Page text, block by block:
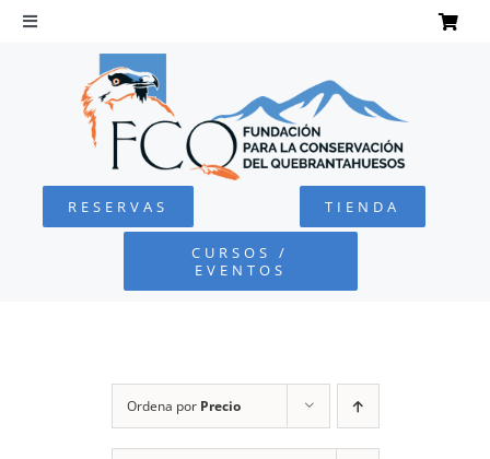
Saltar
Toggle
Navigation
QUEBRANTAHUESOS
FUNDACIÓN
RESERVAS TIENDA
CURSOS /
EVENTOS
Ordena por Precio